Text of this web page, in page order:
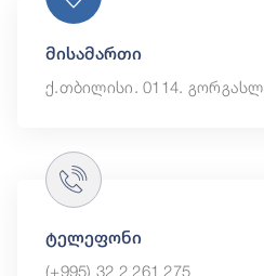
მისამართი
ქ.თბილისი. 0114.
ტელეფონი
(+995) 32 2 261 275